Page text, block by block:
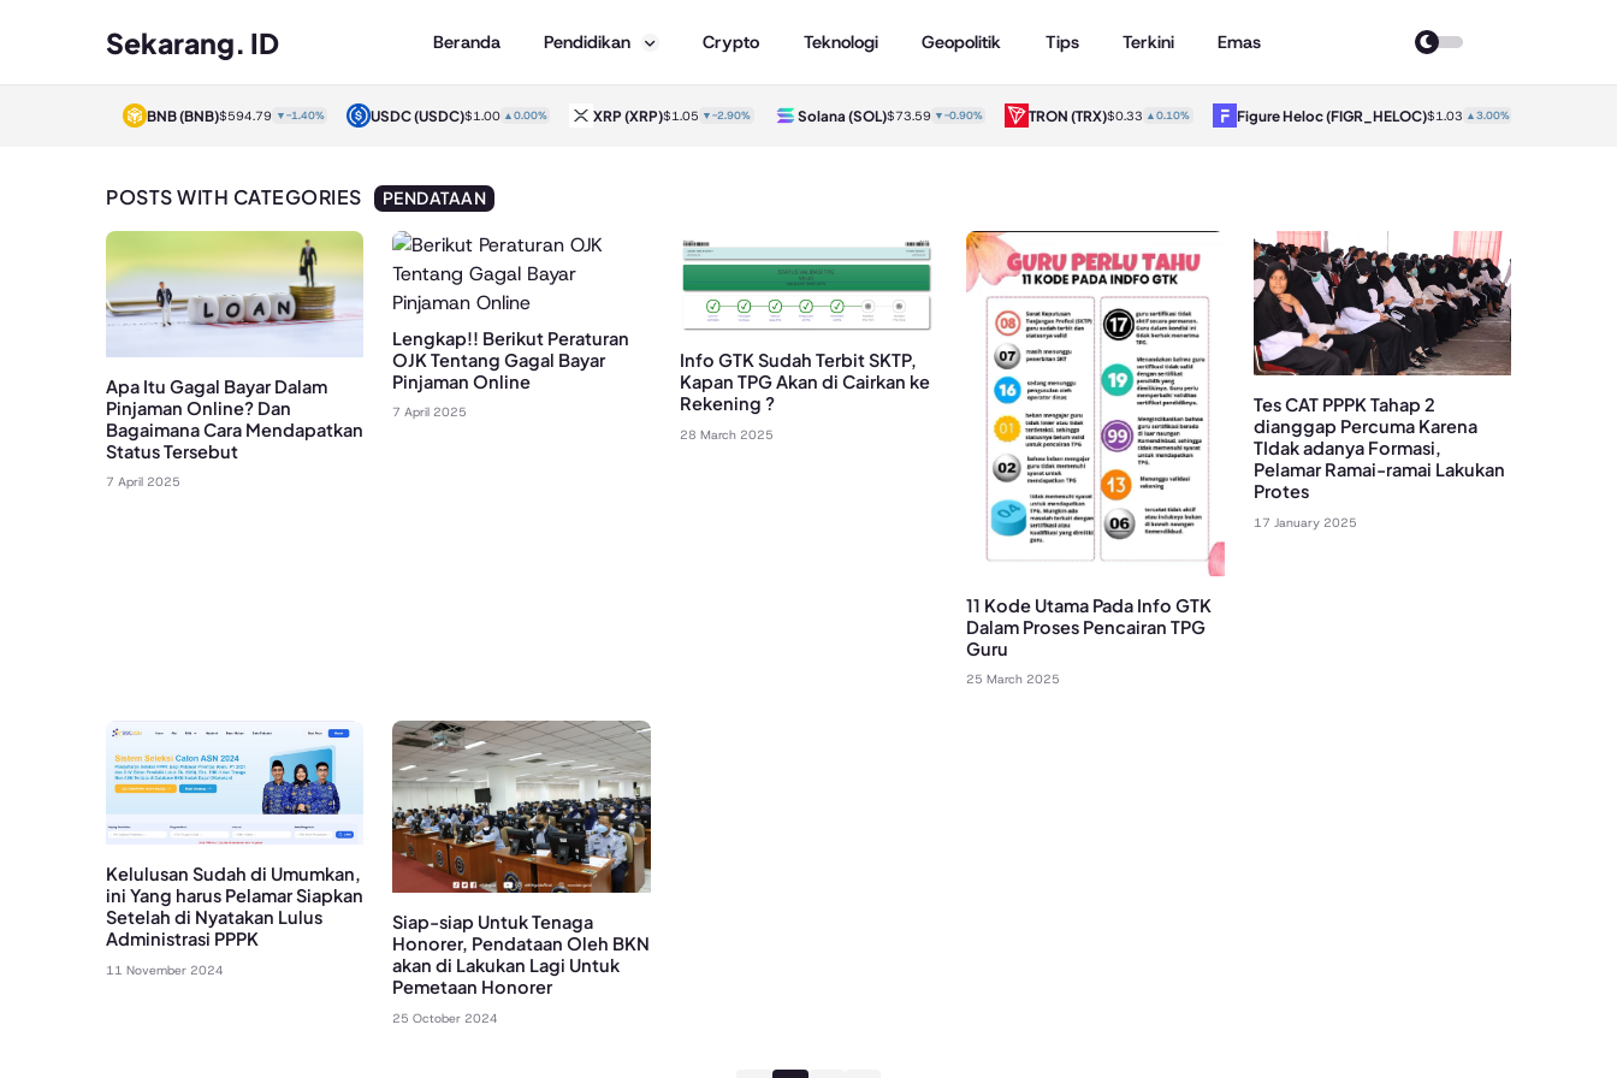
Sekarang. ID Beranda Pendidikan Crypto Teknologi Geopolitik Tips Terkini Emas
BNB(BNB)$594.79 ▼-1.40% USDC(USDC)$1.00▲0.00% XRP(XRP)$1.05▼-2.90% Solana(SOL)$73.59▼-0.90% TRON(TRX)$0.33 ▲0.10% Figure Heloc(FIGR_HELOC)$1.03▲3.00%
POSTS WITH CATEGORIES PENDATAAN
Apa Itu Gagal Bayar Dalam
Pinjaman Online? Dan
Bagaimana Cara Mendapatkan
Status Tersebut
7 April 2025
Lengkap!! Berikut Peraturan
OJK Tentang Gagal Bayar
Pinjaman Online
7 April 2025
Info GTK Sudah Terbit SKTP,
Kapan TPG Akan di Cairkan ke
Rekening ?
28 March 2025
11 Kode Utama Pada Info GTK
Dalam Proses Pencairan TPG
Guru
25 March 2025
Tes CAT PPPK Tahap 2
dianggap Percuma Karena
TIdak adanya Formasi,
Pelamar Ramai-ramai Lakukan
Protes
17 January 2025
Kelulusan Sudah di Umumkan,
ini Yang harus Pelamar Siapkan
Setelah di Nyatakan Lulus
Administrasi PPPK
11 November 2024
Siap-siap Untuk Tenaga
Honorer, Pendataan Oleh BKN
akan di Lakukan Lagi Untuk
Pemetaan Honorer
25 October 2024